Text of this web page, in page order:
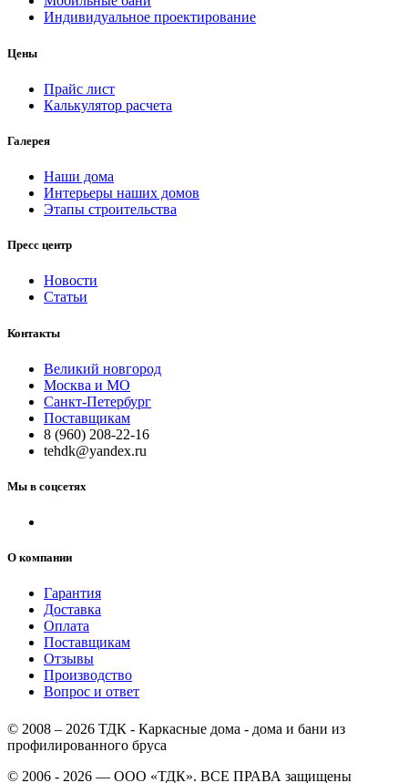
Индивидуальное проектирование
Цены
Прайс лист
Калькулятор расчета
Галерея
Наши дома
Интерьеры наших домов
Этапы строительства
Пресс центр
Новости
Статьи
Контакты
Великий новгород
Москва и МО
Санкт-Петербург
Поставщикам
8 (960) 208-22-16
tehdk@yandex.ru
Мы в соцсетях
О компании
Гарантия
Доставка
Оплата
Поставщикам
Отзывы
Производство
Вопрос и ответ
© 2008 – 2026 ТДК - Каркасные дома - дома и бани из
профилированного бруса
© 2006 - 2026 — ООО «ТДК». ВСЕ ПРАВА защищены